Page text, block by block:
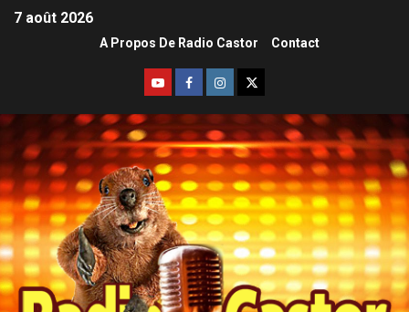
7 août 2026
A Propos De Radio Castor Contact